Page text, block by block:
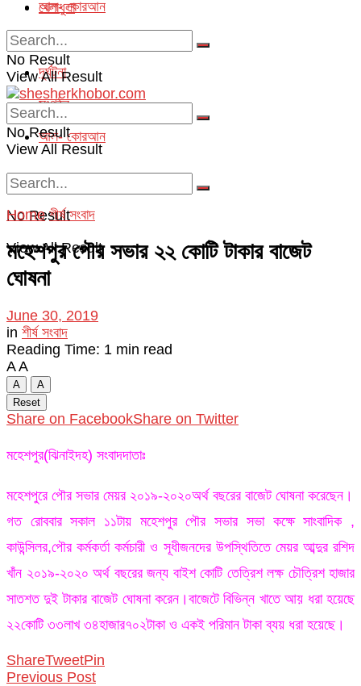
খেলাধুলা
অপরাধ
দূর্ঘটনা
সংগঠন
আল- কোরআন
No Result
View All Result
আল- কোরআন
No Result
View All Result
No Result
View All Result
Home শীর্ষ সংবাদ
মহেশপুর পৌর সভার ২২ কোটি টাকার বাজেট
ঘোষনা
June 30, 2019
in শীর্ষ সংবাদ
Reading Time: 1 min read
A A
A
A
Reset
Share on FacebookShare on Twitter
মহেশপুর(ঝিনাইদহ) সংবাদদাতাঃ
মহেশপুরে পৌর সভার মেয়র ২০১৯-২০২০অর্থ বছরের বাজেট ঘোষনা করেছেন।
গত রোববার সকাল ১১টায় মহেশপুর পৌর সভার সভা কক্ষে সাংবাদিক ,
কাউন্সিলর,পৌর কর্মকর্তা কর্মচারী ও সূধীজনদের উপস্থিতিতে মেয়র আব্দুর রশিদ
খাঁন ২০১৯-২০২০ অর্থ বছরের জন্য বাইশ কোটি তেত্রিশ লক্ষ চৌত্রিশ হাজার
সাতশত দুই টাকার বাজেট ঘোষনা করেন।বাজেটে বিভিন্ন খাতে আয় ধরা হয়েছে
২২কোটি ৩৩লাখ ৩৪হাজার৭০২টাকা ও একই পরিমান টাকা ব্যয় ধরা হয়েছে।
ShareTweetPin
Previous Post